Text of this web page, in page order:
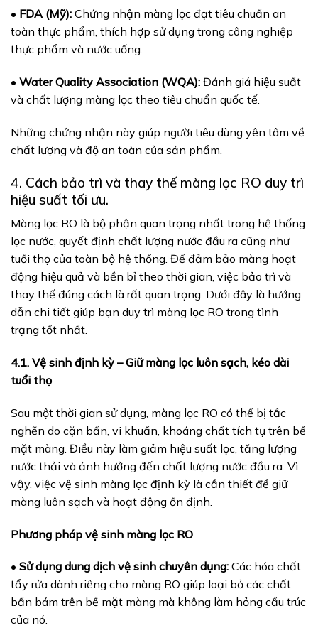
• FDA (Mỹ): Chứng nhận màng lọc đạt tiêu chuẩn an
toàn thực phẩm, thích hợp sử dụng trong công nghiệp
thực phẩm và nước uống.
• Water Quality Association (WQA): Đánh giá hiệu suất
và chất lượng màng lọc theo tiêu chuẩn quốc tế.
Những chứng nhận này giúp người tiêu dùng yên tâm về
chất lượng và độ an toàn của sản phẩm.
4. Cách bảo trì và thay thế màng lọc RO duy trì
hiệu suất tối ưu.
Màng lọc RO là bộ phận quan trọng nhất trong hệ thống
lọc nước, quyết định chất lượng nước đầu ra cũng như
tuổi thọ của toàn bộ hệ thống. Để đảm bảo màng hoạt
động hiệu quả và bền bỉ theo thời gian, việc bảo trì và
thay thế đúng cách là rất quan trọng. Dưới đây là hướng
dẫn chi tiết giúp bạn duy trì màng lọc RO trong tình
trạng tốt nhất.
4.1. Vệ sinh định kỳ – Giữ màng lọc luôn sạch, kéo dài
tuổi thọ
Sau một thời gian sử dụng, màng lọc RO có thể bị tắc
nghẽn do cặn bẩn, vi khuẩn, khoáng chất tích tụ trên bề
mặt màng. Điều này làm giảm hiệu suất lọc, tăng lượng
nước thải và ảnh hưởng đến chất lượng nước đầu ra. Vì
vậy, việc vệ sinh màng lọc định kỳ là cần thiết để giữ
màng luôn sạch và hoạt động ổn định.
Phương pháp vệ sinh màng lọc RO
• Sử dụng dung dịch vệ sinh chuyên dụng: Các hóa chất
tẩy rửa dành riêng cho màng RO giúp loại bỏ các chất
bẩn bám trên bề mặt màng mà không làm hỏng cấu trúc
của nó.